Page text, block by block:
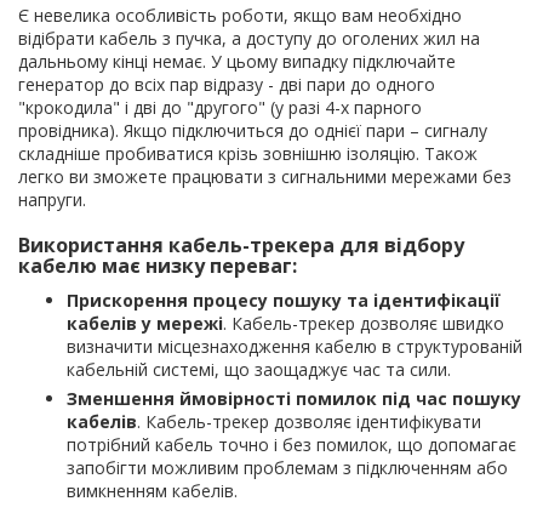
Є невелика особливість роботи, якщо вам необхідно
відібрати кабель з пучка, а доступу до оголених жил на
дальньому кінці немає. У цьому випадку підключайте
генератор до всіх пар відразу - дві пари до одного
"крокодила" і дві до "другого" (у разі 4-х парного
провідника). Якщо підключиться до однієї пари – сигналу
складніше пробиватися крізь зовнішню ізоляцію. Також
легко ви зможете працювати з сигнальними мережами без
напруги.
Використання кабель-трекера для відбору
кабелю має низку переваг:
Прискорення процесу пошуку та ідентифікації
кабелів у мережі. Кабель-трекер дозволяє швидко
визначити місцезнаходження кабелю в структурованій
кабельній системі, що заощаджує час та сили.
Зменшення ймовірності помилок під час пошуку
кабелів. Кабель-трекер дозволяє ідентифікувати
потрібний кабель точно і без помилок, що допомагає
запобігти можливим проблемам з підключенням або
вимкненням кабелів.